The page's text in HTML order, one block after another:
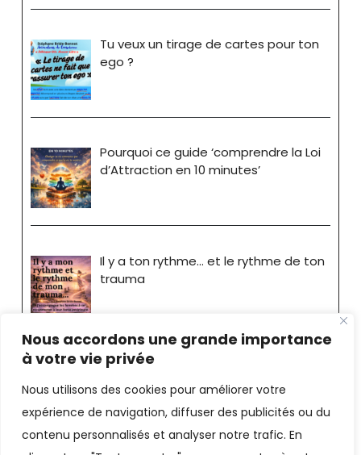
Nous accordons une grande importance
à votre vie privée
Nous utilisons des cookies pour améliorer votre
expérience de navigation, diffuser des publicités ou du
contenu personnalisés et analyser notre trafic. En
Tu veux un tirage de cartes pour ton
ego ?
Pourquoi ce guide ‘comprendre la Loi
d’Attraction en 10 minutes’
Il y a ton rythme… et le rythme de ton
trauma
Stéphane Bride-Bonnot